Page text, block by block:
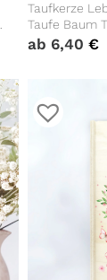
Taufkerze
Taufe Baum
ab 6,40€